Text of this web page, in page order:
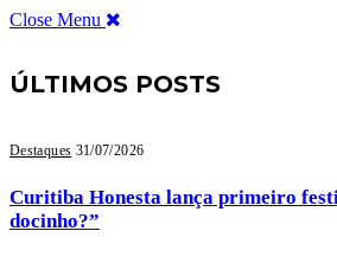
Close Menu
ÚLTIMOS POSTS
Destaques 31/07/2026
Curitiba Honesta lança primeiro
docinho?”